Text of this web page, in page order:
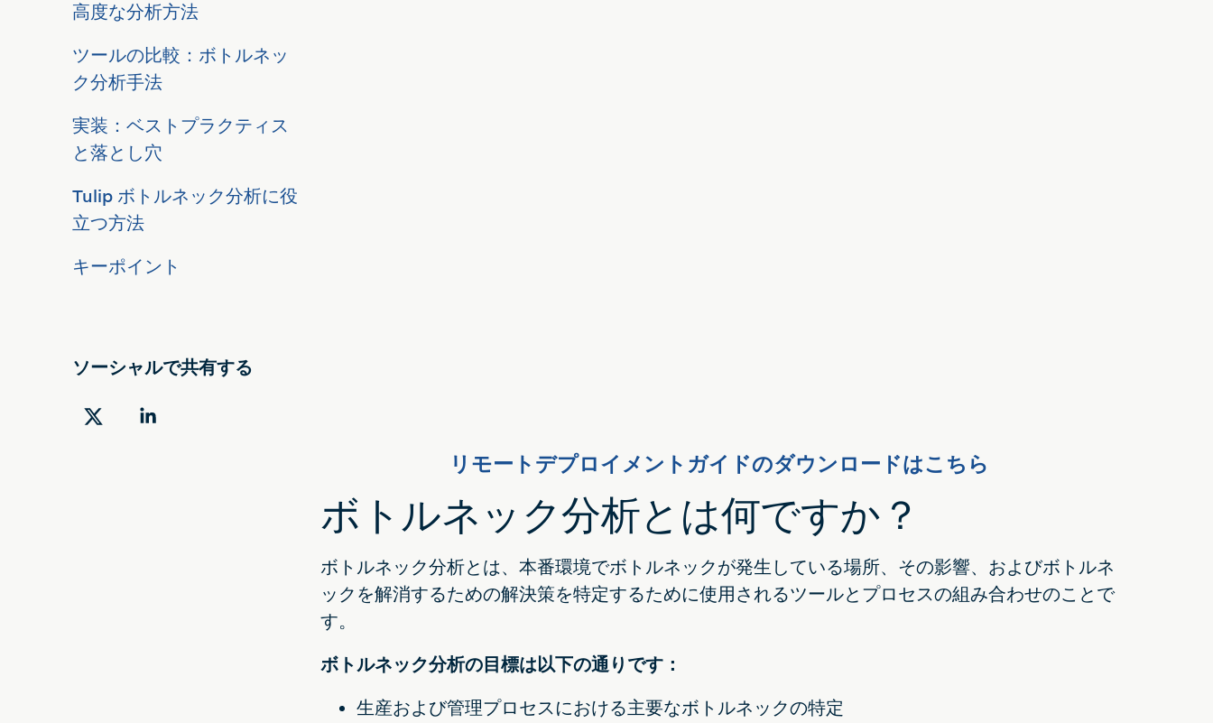
高度な分析方法
ツールの比較：ボトルネッ
ク分析手法
実装：ベストプラクティス
と落とし穴
Tulip ボトルネック分析に役
立つ方法
キーポイント
ソーシャルで共有する
ツ
LinkedIn
リモートデプロイメントガイドのダウンロードはこちら
ボトルネック分析とは何ですか？
ボトルネック分析とは、本番環境でボトルネックが発生している場所、その影響、およびボトルネ
ックを解消するための解決策を特定するために使用されるツールとプロセスの組み合わせのことで
す。
ボトルネック分析の目標は以下の通りです：
生産および管理プロセスにおける主要なボトルネックの特定